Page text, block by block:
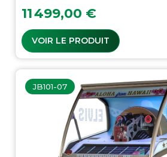
Prix
11 499,00 €
VOIR LE PRODUIT
JB101-07